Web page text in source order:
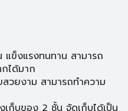
แข็งแรงทนทาน สามารถ
ได้มาก
วยงาม สามารถทำความ
เก็บของ 2 ชั้น จัดเก็บได้เป็น